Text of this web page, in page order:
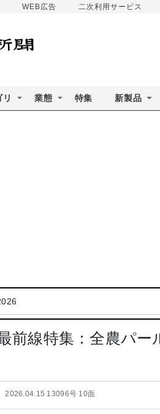
WEB広告 二次利用サービス
業態 特集 新製品
前線特集：全農パ
2026.04.15 13096号 10面